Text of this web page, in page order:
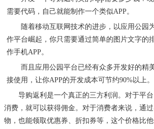
需要代码，自己就能制作一个类似APP。
随着移动互联网技术的进步，以应用公园
作平台崛起，你只需要通过简单的图片文字的
作手机APP。
而且应用公园平台已经有众多开发好的精
接使用，让你APP的开发成本可节约90%以上。
导购返利是一个真正的三方利润。对于平
消费，就可以获得佣金。对于消费者来说， 通
物，也能领取优惠券、折扣券等 ，这个价格比